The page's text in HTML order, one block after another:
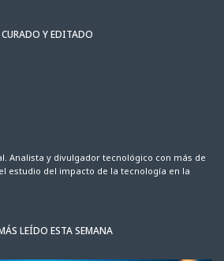
CURADO Y EDITADO
Analista y divulgador tecnológico con más de
estudio del impacto de la tecnología en la
LEÍDO ESTA SEMANA